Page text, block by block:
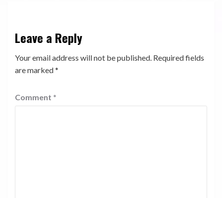
Leave a Reply
Your email address will not be published. Required fields
are marked*
Comment *